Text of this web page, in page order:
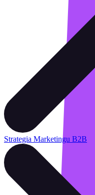
Strategia Marketingu B2B